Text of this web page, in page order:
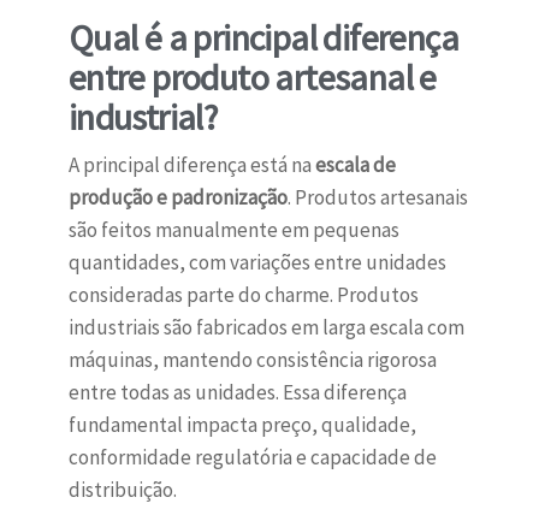
Qual é a principal diferença
entre produto artesanal e
industrial?
A principal diferença está naescala de
produção e padronização. Produtos artesanais
são feitos manualmente em pequenas
quantidades, com variações entre unidades
consideradas parte do charme. Produtos
industriais são fabricados em larga escala com
máquinas, mantendo consistência rigorosa
entre todas as unidades. Essa diferença
fundamental impacta preço, qualidade,
conformidade regulatória e capacidade de
distribuição.